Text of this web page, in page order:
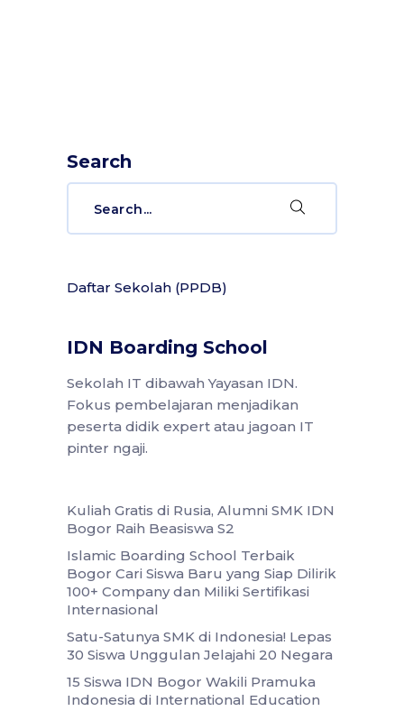
Search
Daftar Sekolah (PPDB)
IDN Boarding School
Sekolah IT dibawah Yayasan IDN.
Fokus pembelajaran menjadikan
peserta didik expert atau jagoan IT
pinter ngaji.
Kuliah Gratis di Rusia, Alumni SMK IDN
Bogor Raih Beasiswa S2
Islamic Boarding School Terbaik
Bogor Cari Siswa Baru yang Siap Dilirik
100+ Company dan Miliki Sertifikasi
Internasional
Satu-Satunya SMK di Indonesia! Lepas
30 Siswa Unggulan Jelajahi 20 Negara
15 Siswa IDN Bogor Wakili Pramuka
Indonesia di International Education